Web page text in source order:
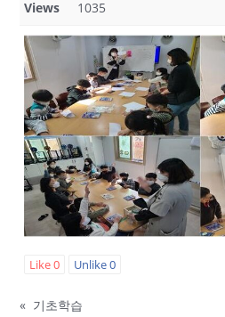
Views 1035
Like0 Unlike0
« 기초학습